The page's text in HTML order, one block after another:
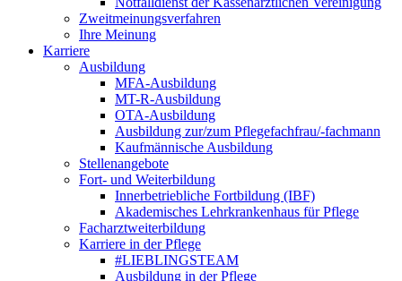
Zweitmeinungsverfahren
Ihre Meinung
Karriere
Ausbildung
MFA-Ausbildung
MT-R-Ausbildung
OTA-Ausbildung
Ausbildung zur/zum Pflegefachfrau/-fachmann
Kaufmännische Ausbildung
Stellenangebote
Fort- und Weiterbildung
Innerbetriebliche Fortbildung (IBF)
Akademisches Lehrkrankenhaus für Pflege
Facharztweiterbildung
Karriere in der Pflege
#LIEBLINGSTEAM
Ausbildung in der Pflege